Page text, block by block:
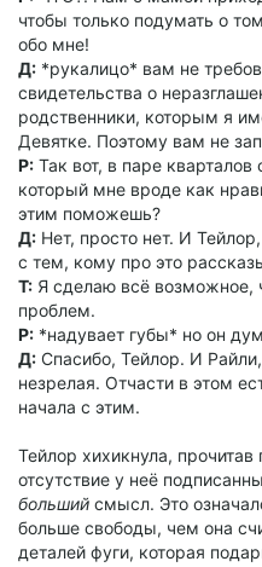
чтобы только подумать о
обо мне!
Д: *рукалицо* вам не
свидетельства о
родственники, которым я
Девятке. Поэтому вам не
Р: Так вот, в паре
который мне вроде как
этим поможешь?
Д: Нет, просто нет. И
с тем, кому про это
Т: Я сделаю всё возможное,
проблем.
Р: *надувает губы* но он
Д: Спасибо, Тейлор. И
незрелая. Отчасти в этом
начала с этим.
Тейлор хихикнула, прочитав
отсутствие у неё
больший смысл. Это
больше свободы, чем она
деталей фуги, которая